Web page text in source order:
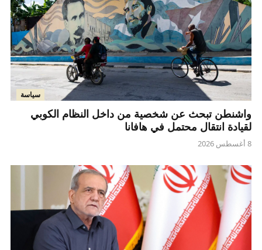
سياسة
واشنطن تبحث عن شخصية من داخل النظام الكوبي
لقيادة انتقال محتمل في هافانا
8 أغسطس 2026